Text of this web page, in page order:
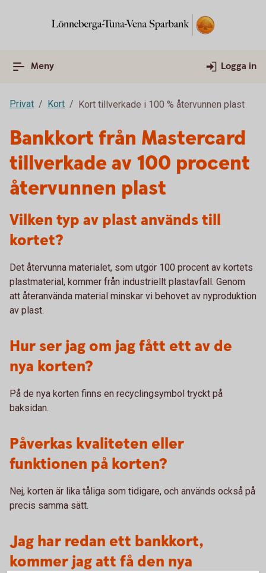
Meny Logga in
Privat Kort Kort tillverkade i 100 % återvunnen plast
Bankkort från Mastercard
tillverkade av 100 procent
återvunnen plast
Vilken typ av plast används till
kortet?
Det återvunna materialet, som utgör 100 procent av kortets
plastmaterial, kommer från industriellt plastavfall. Genom
att återanvända material minskar vi behovet av nyproduktion
av plast.
Hur ser jag om jag fått ett av de
nya korten?
På de nya korten finns en recyclingsymbol tryckt på
baksidan.
Påverkas kvaliteten eller
funktionen på korten?
Nej, korten är lika tåliga som tidigare, och används också på
precis samma sätt.
Jag har redan ett bankkort,
kommer jag att få den nya